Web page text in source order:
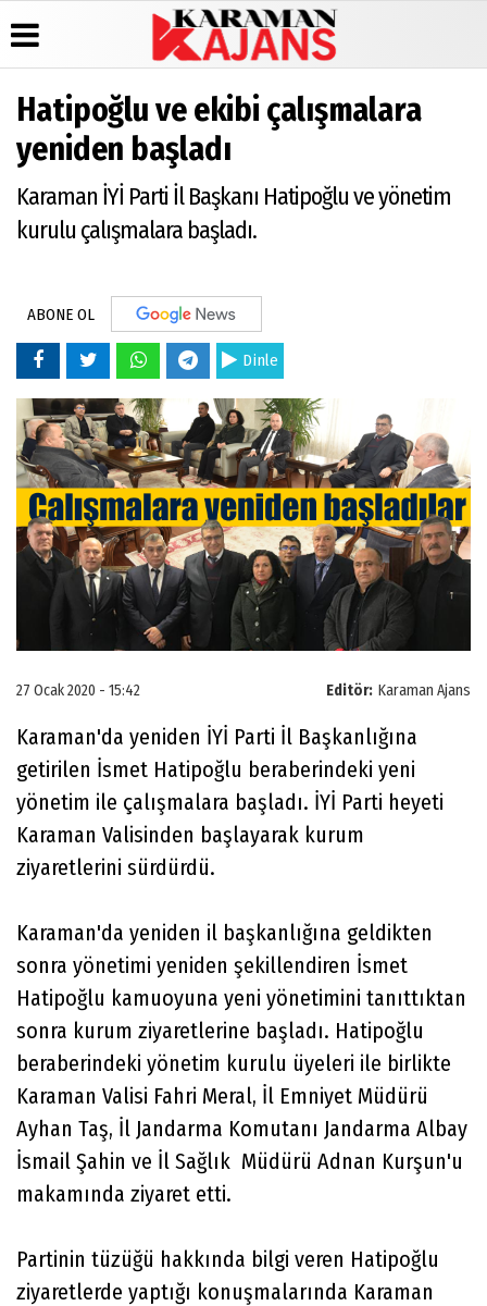
Üye Paneli
Haber
Haberleri
Hava
Durumu
Gazete
Manşetleri
Anketler
Köşe
Video
Galeri
Çerez
Politikası
Hatipoğlu ve ekibi çalışmalara
yeniden başladı
Karaman İYİ Parti İl Başkanı Hatipoğlu ve yönetim
kurulu çalışmalara başladı.
ABONE OL
Dinle
Editör: Karaman Ajans
27 Ocak 2020 - 15:42
Karaman'da yeniden İYİ Parti İl Başkanlığına
getirilen İsmet Hatipoğlu beraberindeki yeni
yönetim ile çalışmalara başladı. İYİ Parti heyeti
Karaman Valisinden başlayarak kurum
ziyaretlerini sürdürdü.
Karaman'da yeniden il başkanlığına geldikten
sonra yönetimi yeniden şekillendiren İsmet
Hatipoğlu kamuoyuna yeni yönetimini tanıttıktan
sonra kurum ziyaretlerine başladı. Hatipoğlu
beraberindeki yönetim kurulu üyeleri ile birlikte
Karaman Valisi Fahri Meral, İl Emniyet Müdürü
Ayhan Taş, İl Jandarma Komutanı Jandarma Albay
İsmail Şahin ve İl Sağlık Müdürü Adnan Kurşun'u
makamında ziyaret etti.
Partinin tüzüğü hakkında bilgi veren Hatipoğlu
ziyaretlerde yaptığı konuşmalarında Karaman